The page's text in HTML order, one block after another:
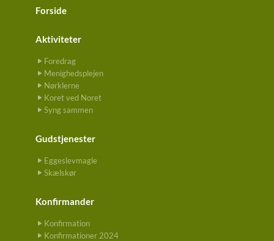
Forside
Aktiviteter
Foredrag
Menighedsplejen
Nørklerne
Koret ved Noret
Syng sammen
Gudstjenester
Eggeslevmagle
Skælskør
Konfirmander
Konfirmation
Konfirmationer 2024